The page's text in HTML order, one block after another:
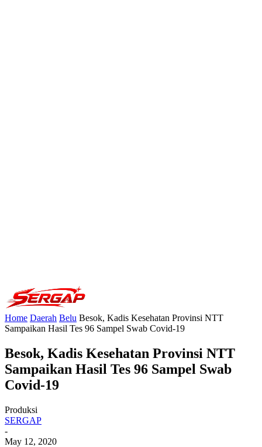
Home Daerah Belu Besok, Kadis Kesehatan Provinsi NTT
Sampaikan Hasil Tes 96 Sampel Swab Covid-19
Besok, Kadis Kesehatan Provinsi NTT
Sampaikan Hasil Tes 96 Sampel Swab
Covid-19
Produksi
SERGAP
-
May 12, 2020